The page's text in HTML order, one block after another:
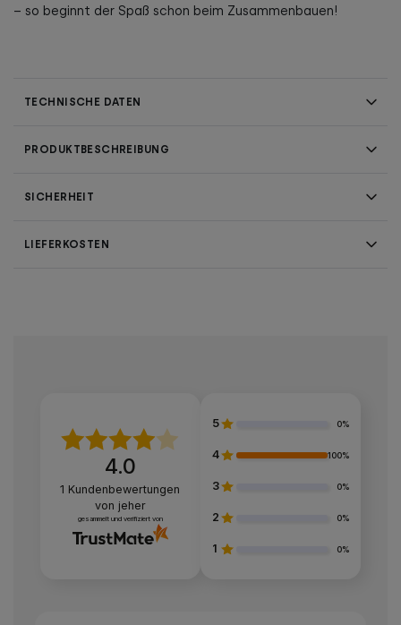
– so beginnt der Spaß schon beim Zusammenbauen!
TECHNISCHE DATEN
PRODUKTBESCHREIBUNG
SICHERHEIT
LIEFERKOSTEN
4.0
1 Kundenbewertungen
von jeher
gesammelt und verifiziert von
5 0%
4 100%
3 0%
2 0%
1 0%